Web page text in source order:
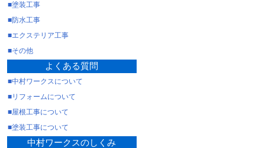
■塗装工事
■防水工事
■エクステリア工事
■その他
よくある質問
■中村ワークスについて
■リフォームについて
■屋根工事について
■塗装工事について
中村ワークスのしくみ